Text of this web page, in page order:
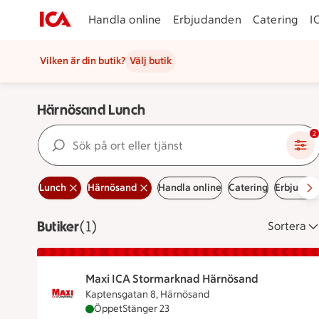
Handla online Erbjudanden Catering
Vilken är din butik? Välj butik
Härnösand Lunch
Sök på ort eller tjänst 2
Lunch Härnösand Handla online Catering
ButikerVisar 1 stycken
(1) Sortera
Maxi ICA Stormarknad Härnösand
Kaptensgatan 8, Härnösand
Maxi ICA Stormarknad Härnösand är öppen
ÖppetStänger 23